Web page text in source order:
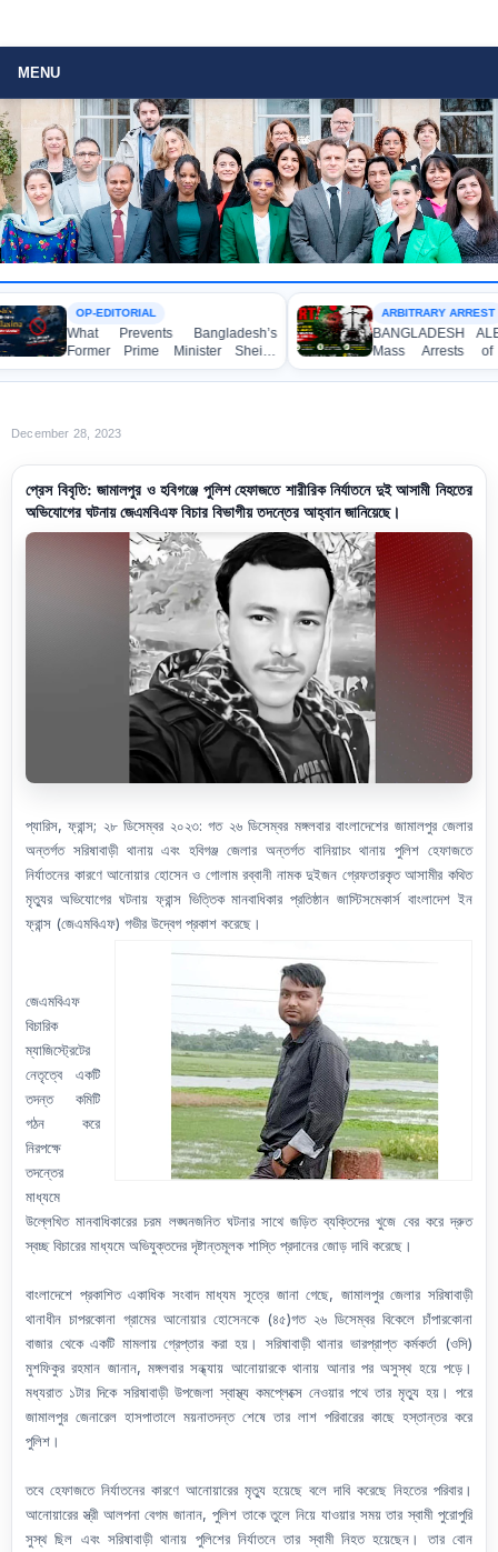
MENU
OP-EDITORIAL
What Prevents Bangladesh’s
Former Prime Minister Sheikh
Hasina from Speaking to the
Media?
ARBITRARY ARREST
BANGLADESH
Mass Arrests of
Awami League
Children, under the
December 28, 2023
প্রেস বিবৃতি: জামালপুর ও হবিগঞ্জে পুলিশ হেফাজতে শারীরিক নির্যাতনে দুই আসামী নিহতের
অভিযোগের ঘটনায় জেএমবিএফ বিচার বিভাগীয় তদন্তের আহ্বান জানিয়েছে।
প্যারিস, ফ্রান্স; ২৮ ডিসেম্বর ২০২৩: গত ২৬ ডিসেম্বর মঙ্গলবার বাংলাদেশের জামালপুর জেলার
অন্তর্গত সরিষাবাড়ী থানায় এবং হবিগঞ্জ জেলার অন্তর্গত বানিয়াচং থানায় পুলিশ হেফাজতে
নির্যাতনের কারণে আনোয়ার হোসেন ও গোলাম রব্বানী নামক দুইজন গ্রেফতারকৃত আসামীর কথিত
মৃত্যুর অভিযোগের ঘটনায় ফ্রান্স ভিত্তিক মানবাধিকার প্রতিষ্ঠান জাস্টিসমেকার্স বাংলাদেশ ইন
ফ্রান্স (জেএমবিএফ) গভীর উদ্বেগ প্রকাশ করেছে।
জেএমবিএফ
বিচারিক
ম্যাজিস্ট্রেটের
নেতৃত্বে একটি
তদন্ত কমিটি
গঠন করে
নিরপক্ষে
তদন্তের
মাধ্যমে
উল্লেখিত মানবাধিকারের চরম লঙ্ঘনজনিত ঘটনার সাথে জড়িত ব্যক্তিদের খুজে বের করে দ্রুত
স্বচ্ছ বিচারের মাধ্যমে অভিযুক্তদের দৃষ্টান্তমূলক শাস্তি প্রদানের জোড় দাবি করেছে।
বাংলাদেশে প্রকাশিত একাধিক সংবাদ মাধ্যম সূত্রে জানা গেছে, জামালপুর জেলার সরিষাবাড়ী
থানাধীন চাপরকোনা গ্রামের আনোয়ার হোসেনকে (৪৫)গত ২৬ ডিসেম্বর বিকেলে চাঁপারকোনা
বাজার থেকে একটি মামলায় গ্রেপ্তার করা হয়। সরিষাবাড়ী থানার ভারপ্রাপ্ত কর্মকর্তা (ওসি)
মুশফিকুর রহমান জানান, মঙ্গলবার সন্ধ্যায় আনোয়ারকে থানায় আনার পর অসুস্থ হয়ে পড়ে।
মধ্যরাত ১টার দিকে সরিষাবাড়ী উপজেলা স্বাস্থ্য কমপ্লেক্সে নেওয়ার পথে তার মৃত্যু হয়। পরে
জামালপুর জেনারেল হাসপাতালে ময়নাতদন্ত শেষে তার লাশ পরিবারের কাছে হস্তান্তর করে
পুলিশ।
তবে হেফাজতে নির্যাতনের কারণে আনোয়ারের মৃত্যু হয়েছে বলে দাবি করেছে নিহতের পরিবার।
আনোয়ারের স্ত্রী আলপনা বেগম জানান, পুলিশ তাকে তুলে নিয়ে যাওয়ার সময় তার স্বামী পুরোপুরি
সুস্থ ছিল এবং সরিষাবাড়ী থানায় পুলিশের নির্যাতনে তার স্বামী নিহত হয়েছেন। তার বোন